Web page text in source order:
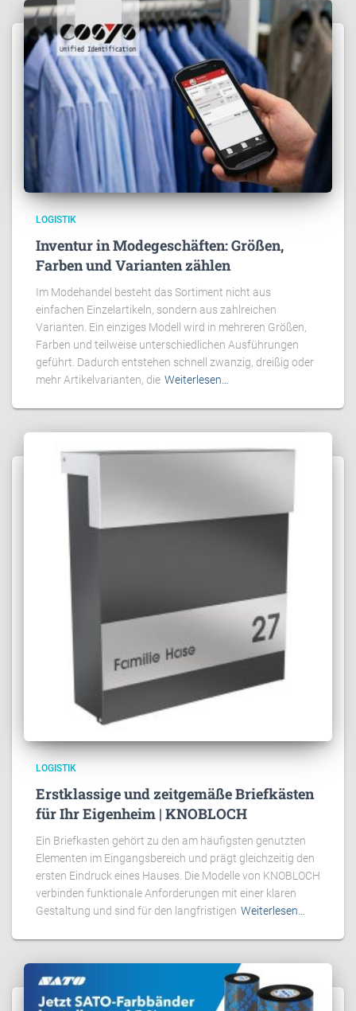
LOGISTIK
Inventur in Modegeschäften: Größen,
Farben und Varianten zählen
Im Modehandel besteht das Sortiment nicht aus
einfachen Einzelartikeln, sondern aus zahlreichen
Varianten. Ein einziges Modell wird in mehreren Größen,
Farben und teilweise unterschiedlichen Ausführungen
geführt. Dadurch entstehen schnell zwanzig, dreißig oder
mehr Artikelvarianten, die Weiterlesen…
LOGISTIK
Erstklassige und zeitgemäße Briefkästen
für Ihr Eigenheim | KNOBLOCH
Ein Briefkasten gehört zu den am häufigsten genutzten
Elementen im Eingangsbereich und prägt gleichzeitig den
ersten Eindruck eines Hauses. Die Modelle von KNOBLOCH
verbinden funktionale Anforderungen mit einer klaren
Gestaltung und sind für den langfristigen Weiterlesen…